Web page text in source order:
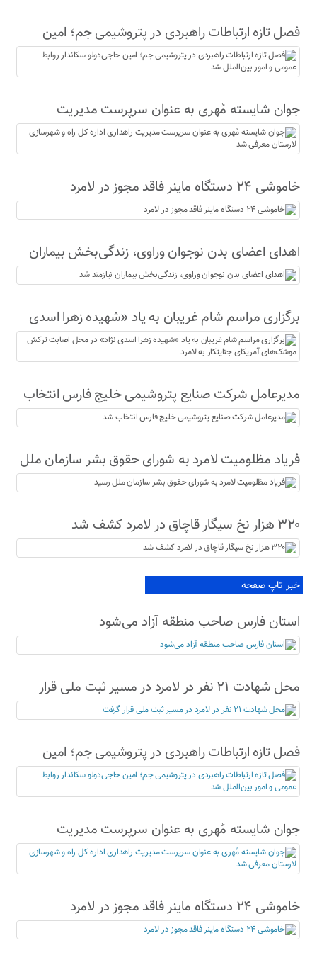
فصل تازه ارتباطات راهبردی در پتروشیمی جم؛ امین
حاجی‌دولو سکاندار روابط عمومی و امور بین‌الملل شد
جوان شایسته مُهری به عنوان سرپرست مدیریت
راهداری اداره کل راه و شهرسازی لارستان معرفی شد
خاموشی ۲۴ دستگاه ماینر فاقد مجوز در لامرد
اهدای اعضای بدن نوجوان وراوی، زندگی‌بخش بیماران
نیازمند شد
برگزاری مراسم شام غریبان به یاد «شهیده زهرا اسدی
نژاد» در محل اصابت ترکش موشک‌های آمریکای
جنایتکار به لامرد
مدیرعامل شرکت صنایع پتروشیمی خلیج فارس انتخاب
شد
فریاد مظلومیت لامرد به شورای حقوق بشر سازمان ملل
رسید
۳۲۰ هزار نخ سیگار قاچاق در لامرد کشف شد
خبر تاپ صفحه
استان فارس صاحب منطقه آزاد می‌شود
محل شهادت ۲۱ نفر در لامرد در مسیر ثبت ملی قرار
گرفت
فصل تازه ارتباطات راهبردی در پتروشیمی جم؛ امین
حاجی‌دولو سکاندار روابط عمومی و امور بین‌الملل شد
جوان شایسته مُهری به عنوان سرپرست مدیریت
راهداری اداره کل راه و شهرسازی لارستان معرفی شد
خاموشی ۲۴ دستگاه ماینر فاقد مجوز در لامرد